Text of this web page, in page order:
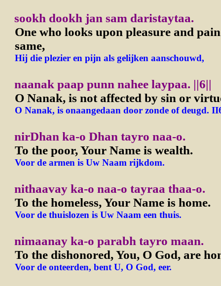
sookh dookh jan sam daristaytaa.
One who looks upon pleasure and
same,
Hij die plezier en pijn als gelijken aanschouwd,
naanak paap punn nahee laypaa. ||6||
O Nanak, is not affected by sin or
O Nanak, is onaangedaan door zonde of deugd.
nirDhan ka-o Dhan tayro naa-o.
To the poor, Your Name is wealth.
Voor de armen is Uw Naam rijkdom.
nithaavay ka-o naa-o tayraa thaa-o.
To the homeless, Your Name is home.
Voor de thuislozen is Uw Naam een thuis.
nimaanay ka-o parabh tayro maan.
To the dishonored, You, O God, are
Voor de onteerden, bent U, O God, eer.